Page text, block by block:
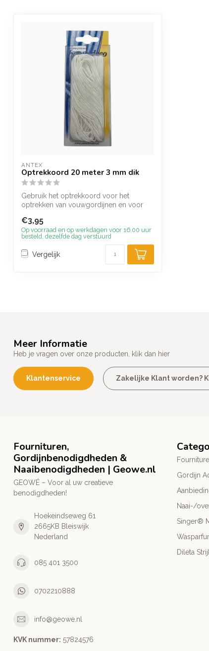
ANTEX
Optrekkoord 20 meter 3 mm dik
Gebruik het optrekkoord voor het
optrekken van vouwgordijnen en voor
€3,95
Op voorraad en op werkdagen voor 16.00 uur
besteld, dezelfde dag verstuurd
Vergelijk
Meer Informatie
Heb je vragen over onze producten, klik dan hier
Klantenservice Zakelijke Klant worden?
Fournituren,
Gordijnbenodigdheden &
Naaibenodigdheden | Geowe.nl
GEOWÉ – Voor al uw creatieve
benodigdheden!
Hoekeindseweg 61
2665KB Bleiswijk
Nederland
085 401 3500
0702210888
info@geowe.nl
KVK nummer: ‭57824576‬
Gordijn
Naai-/
Singer®
Dileta